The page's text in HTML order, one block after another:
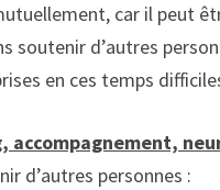
car il peut
soutenir d’autres
en ces temps
accompagnement,
d’autres personnes :